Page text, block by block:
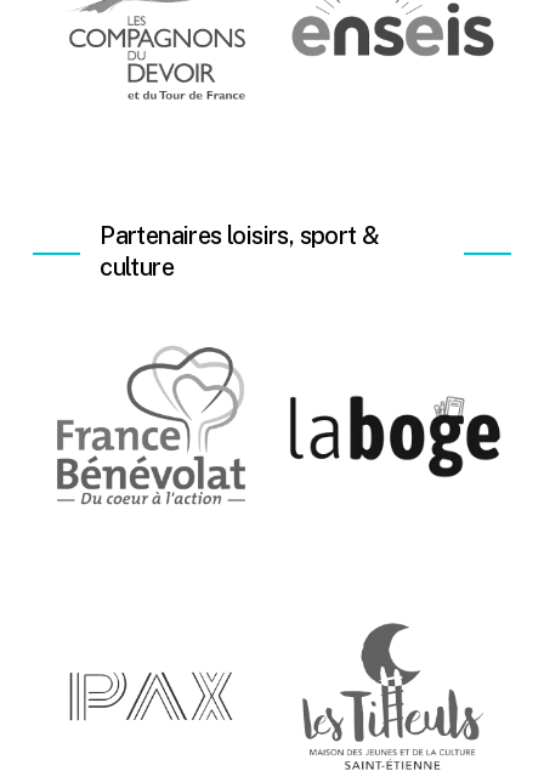
Partenaires loisirs, sport &
culture